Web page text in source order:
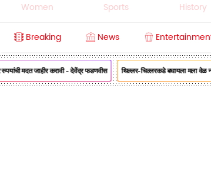
Women Sports History
Crime Beauty
Breaking News
मदत जाहीर करावी - देवेंद्र फडणवीस थिल्लर-चिल्लरकडे बघायला मला वेळ